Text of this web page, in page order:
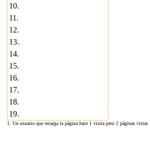
10.
11.
12.
13.
14.
15.
16.
17.
18.
19.
1. Un usuario que recarga la página hace 1 visita pero 2 páginas vistas